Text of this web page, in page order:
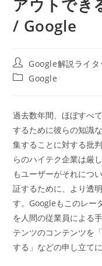
アウトでき
/ Google
投
稿
者:
Google解説ライタ
投
テ
ゴ
リ
ー:
Google
過去数年間、ほぼすべ
するために彼らの知識
集することに対する批
らのハイテク企業は厳
もユーザーがそれにつ
証するために、より透
す。Googleもこのレー
を人間の従業員による
テンツのコンテンツを
する」などの申し立て